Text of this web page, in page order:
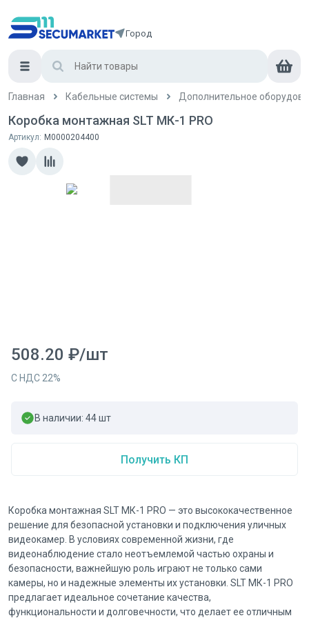
Город
Главная Кабельные системы Дополнительное
Коробка монтажная SLT МК-1 PRO
Артикул: М0000204400
508.20 ₽/шт
С НДС 22%
В наличии: 44шт
Получить КП
Коробка монтажная SLT МК-1 PRO — это высококачественное
решение для безопасной установки и подключения уличных
видеокамер. В условиях современной жизни, где
видеонаблюдение стало неотъемлемой частью охраны и
безопасности, важнейшую роль играют не только сами
камеры, но и надежные элементы их установки. SLT МК-1 PRO
предлагает идеальное сочетание качества,
функциональности и долговечности, что делает ее отличным